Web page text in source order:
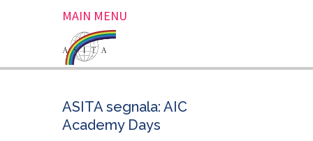
MAIN MENU
ASITA segnala: AIC
Academy Days